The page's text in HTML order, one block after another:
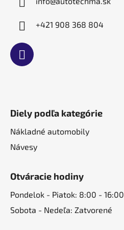
+421 908 368 804
Diely podľa kategórie
Nákladné automobily
Návesy
Otváracie hodiny
Pondelok - Piatok: 8:00 - 16:00
Sobota - Nedeľa: Zatvorené